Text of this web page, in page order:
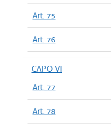
Art. 75
Art. 76
CAPO VI
Art. 77
Art. 78